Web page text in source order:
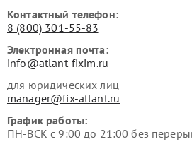
Контактный телефон:
8 (800) 301-55-83
Электронная почта:
info@atlant-fixim.ru
для юридических лиц
manager@fix-atlant.ru
График работы:
ПН-ВСК с 9:00 до 21:00 без